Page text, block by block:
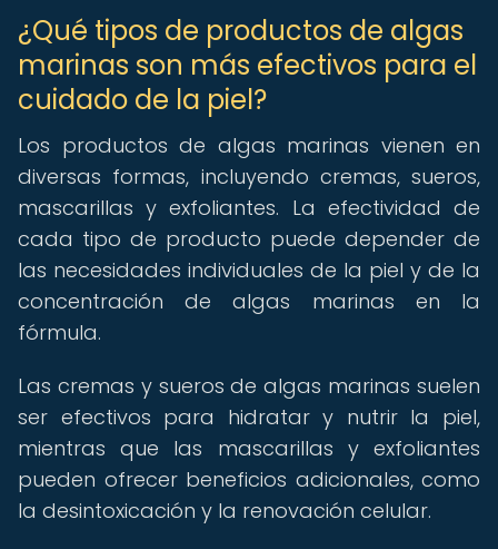
¿Qué tipos de productos de algas
marinas son más efectivos para el
cuidado de la piel?
Los productos de algas marinas vienen en
diversas formas, incluyendo cremas, sueros,
mascarillas y exfoliantes. La efectividad de
cada tipo de producto puede depender de
las necesidades individuales de la piel y de la
concentración de algas marinas en la
fórmula.
Las cremas y sueros de algas marinas suelen
ser efectivos para hidratar y nutrir la piel,
mientras que las mascarillas y exfoliantes
pueden ofrecer beneficios adicionales, como
la desintoxicación y la renovación celular.